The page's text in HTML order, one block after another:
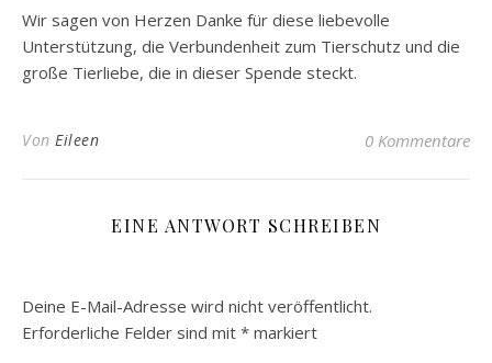
Wir sagen von Herzen Danke für diese liebevolle
Unterstützung, die Verbundenheit zum Tierschutz und die
große Tierliebe, die in dieser Spende steckt.
Von Eileen 0 Kommentare
EINE ANTWORT SCHREIBEN
Deine E-Mail-Adresse wird nicht veröffentlicht.
Erforderliche Felder sind mit * markiert